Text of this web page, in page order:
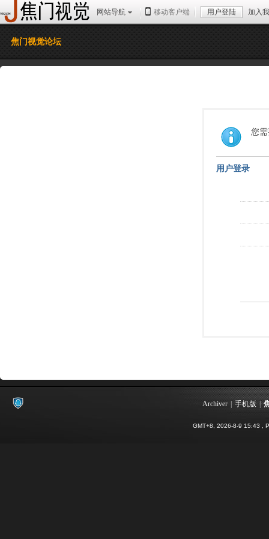
网站导航 移动客户端 用户登陆 加入
焦门视觉论坛
您
用户登录
Archiver | 手机版 |
GMT+8, 2026-8-9 15:43 ,